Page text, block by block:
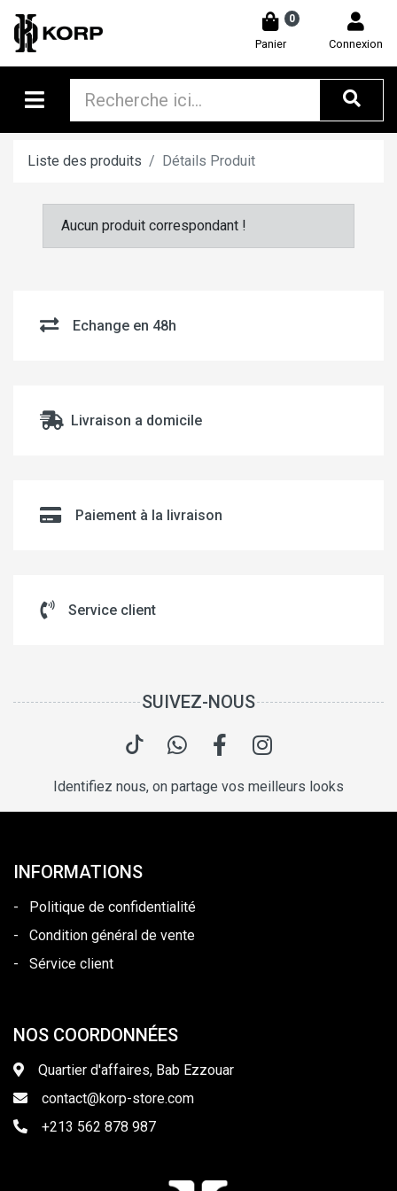
0
Panier Connexion
Liste des produits Détails Produit
Aucun produit correspondant !
Echange en 48h
Livraison a domicile
Paiement à la livraison
Service client
SUIVEZ-NOUS
Identifiez nous, on partage vos meilleurs looks
INFORMATIONS
-
Politique de confidentialité
-
Condition général de vente
-
Sérvice client
NOS COORDONNÉES
Quartier d'affaires, Bab Ezzouar
contact@korp-store.com
+213 562 878 987